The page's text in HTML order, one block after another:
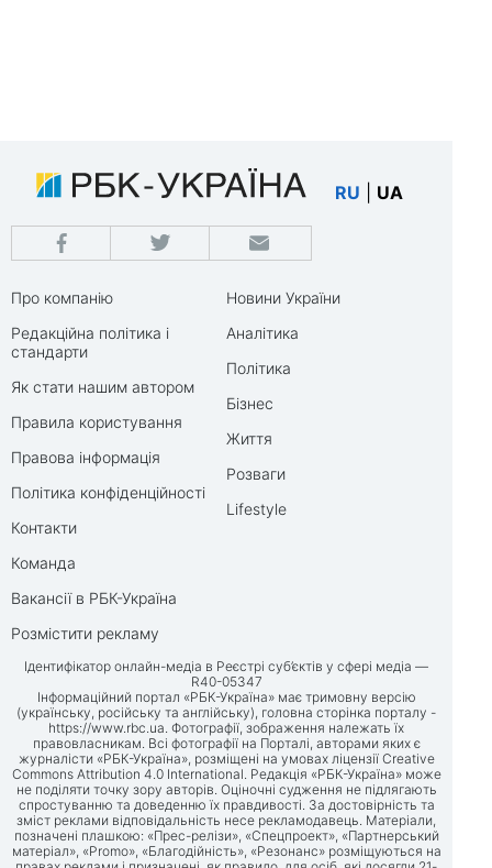
RU UA
Про компанію
Редакційна політика і
стандарти
Як стати нашим автором
Правила користування
Правова інформація
Політика конфіденційності
Контакти
Команда
Вакансії в РБК-Україна
Розмістити рекламу
Новини України
Аналітика
Політика
Бізнес
Життя
Розваги
Lifestyle
Ідентифікатор онлайн-медіа в Реєстрі суб’єктів у сфері медіа —
R40-05347
Інформаційний портал «РБК-Україна» має тримовну версію
(українську, російську та англійську), головна сторінка порталу -
https://www.rbc.ua. Фотографії, зображення належать їх
правовласникам. Всі фотографії на Порталі, авторами яких є
журналісти «РБК-Україна», розміщені на умовах ліцензії Creative
Commons Attribution 4.0 International. Редакція «РБК-Україна» може
не поділяти точку зору авторів. Оціночні судження не підлягають
спростуванню та доведенню їх правдивості. За достовірність та
зміст реклами відповідальність несе рекламодавець. Матеріали,
позначені плашкою: «Прес-релізи», «Спецпроект», «Партнерський
матеріал», «Promo», «Благодійність», «Резонанс» розміщуються на